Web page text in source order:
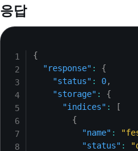
응답
{
"response" :
{
"status" : 0,
"storage" :
{
"indices" :
[
{
"name" :
"status" :